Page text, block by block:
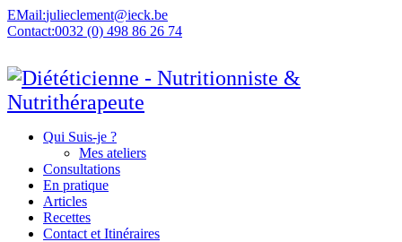
EMail:julieclement@ieck.be
Contact:0032 (0) 498 86 26 74
Qui Suis-je ?
Mes ateliers
Consultations
En pratique
Articles
Recettes
Contact et Itinéraires